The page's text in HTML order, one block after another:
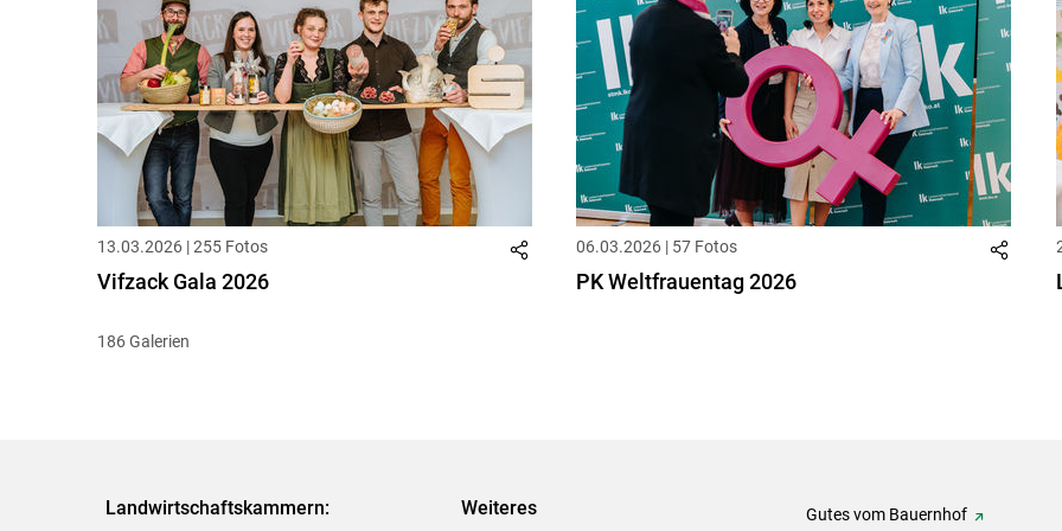
13.03.2026 | 255 Fotos
Vifzack Gala 2026
06.03.2026 | 57 Fotos
PK Weltfrauentag 2026
186 Galerien
Landwirtschaftskammern: Weiteres Gutes vom Bauernhof